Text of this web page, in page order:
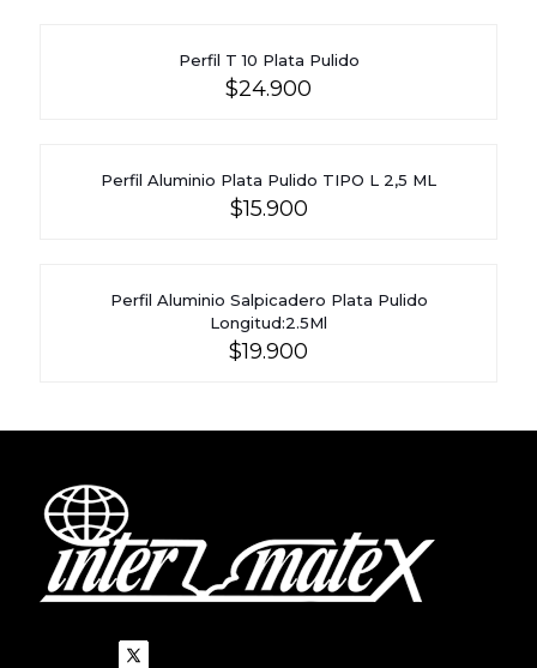
Perfil T 10 Plata Pulido
$24.900
Perfil Aluminio Plata Pulido TIPO L 2,5 ML
$15.900
Perfil Aluminio Salpicadero Plata Pulido
Longitud:2.5Ml
$19.900